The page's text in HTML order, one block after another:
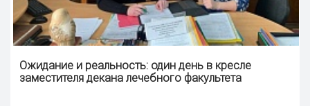
Ожидание и реальность: один день в кресле
заместителя декана лечебного факультета